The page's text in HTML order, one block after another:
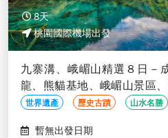
8天
桃園國際機場出發
九寨溝、峨嵋山精選８日－
龍、熊貓基地、峨嵋山景區
(文化參訪)
世界遺產 歷史古蹟 山水名勝
暫無出發日期